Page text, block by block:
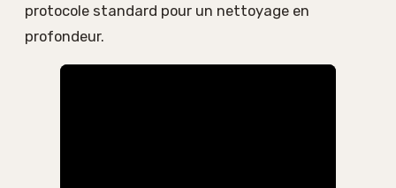
protocole standard pour un nettoyage en
profondeur.